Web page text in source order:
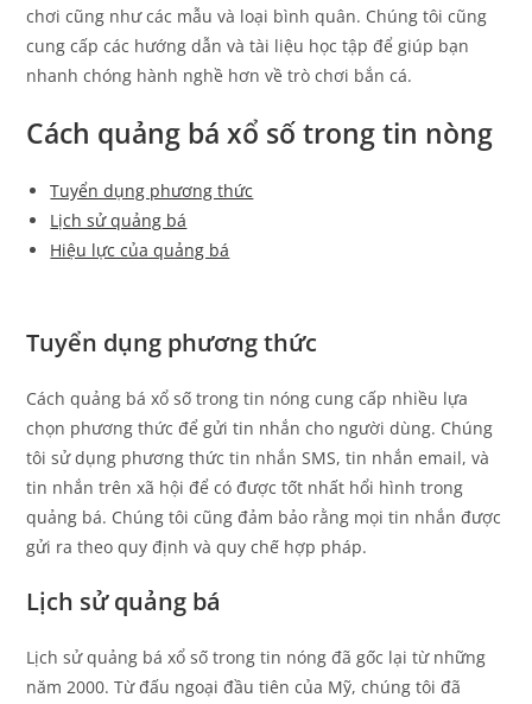
chơi cũng như các mẫu và loại bình quân. Chúng tôi cũng
cung cấp các hướng dẫn và tài liệu học tập để giúp bạn
nhanh chóng hành nghề hơn về trò chơi bắn cá.
Cách quảng bá xổ số trong tin nòng
Tuyển dụng phương thức
Lịch sử quảng bá
Hiệu lực của quảng bá
Tuyển dụng phương thức
Cách quảng bá xổ số trong tin nóng cung cấp nhiều lựa
chọn phương thức để gửi tin nhắn cho người dùng. Chúng
tôi sử dụng phương thức tin nhắn SMS, tin nhắn email, và
tin nhắn trên xã hội để có được tốt nhất hổi hình trong
quảng bá. Chúng tôi cũng đảm bảo rằng mọi tin nhắn được
gửi ra theo quy định và quy chế hợp pháp.
Lịch sử quảng bá
Lịch sử quảng bá xổ số trong tin nóng đã gốc lại từ những
năm 2000. Từ đấu ngoại đầu tiên của Mỹ, chúng tôi đã